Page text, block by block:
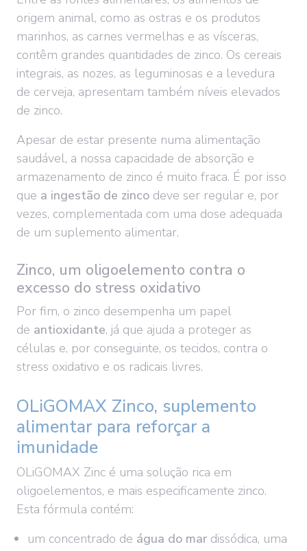
origem animal, como as ostras e os produtos
marinhos, as carnes vermelhas e as vísceras,
contêm grandes quantidades de zinco. Os cereais
integrais, as nozes, as leguminosas e a levedura
de cerveja, apresentam também níveis elevados
de zinco.
Apesar de estar presente numa alimentação
saudável, a nossa capacidade de absorção e
armazenamento de zinco é muito fraca. É por isso
que a ingestão de zinco deve ser regular e, por
vezes, complementada com uma dose adequada
de um suplemento alimentar.
Zinco, um oligoelemento contra o
excesso do stress oxidativo
Por fim, o zinco desempenha um papel
de antioxidante, já que ajuda a proteger as
células e, por conseguinte, os tecidos, contra o
stress oxidativo e os radicais livres.
OLiGOMAX Zinco, suplemento
alimentar para reforçar a
imunidade
OLiGOMAX Zinc é uma solução rica em
oligoelementos, e mais especificamente zinco.
Esta fórmula contém:
um concentrado de água do mar dissódica, uma